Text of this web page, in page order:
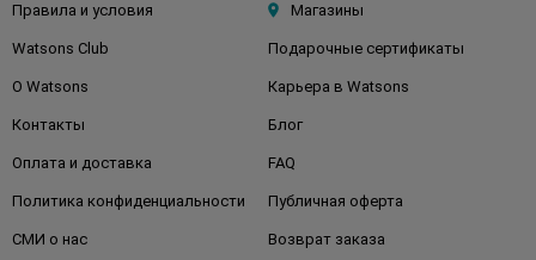
Правила и условия Магазины
Watsons Club Подарочные сертификаты
О Watsons Карьера в Watsons
Контакты Блог
Оплата и доставка FAQ
Политика конфиденциальности Публичная оферта
СМИ о нас Возврат заказа